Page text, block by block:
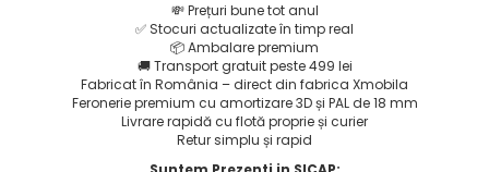
💸 Prețuri bune tot anul
✅ Stocuri actualizate în timp real
📦Ambalare premium
🚚 Transport gratuit peste 499 lei
Fabricat în România – direct din fabrica Xmobila
Feronerie premium cu amortizare 3D și PAL de 18 mm
Livrare rapidă cu flotă proprie și curier
Retur simplu și rapid